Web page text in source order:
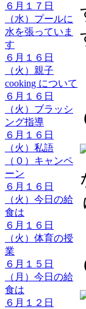
６月１７日
（水）プールに
水を張っていま
す
６月１６日
（火）親子
cooking について
６月１６日
（火）ブラッシ
ング指導
６月１６日
（火）私語
（０）キャンペ
ーン
６月１６日
（火）今日の給
食は
６月１６日
（火）体育の授
業
６月１５日
（月）今日の給
食は
６月１２日